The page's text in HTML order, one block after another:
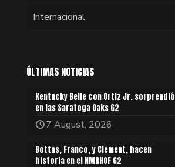
Internacional
ÚLTIMAS NOTICIAS
Kentucky Belle con Ortiz Jr. sorprendió
en las Saratoga Oaks G2
7 August, 2026
Bottas, Franco, y Clement, hacen
historia en el NMRHOF G2